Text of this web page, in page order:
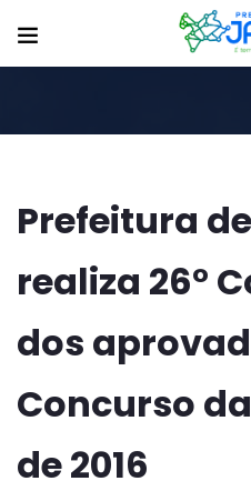
Prefeitura
realiza 26°
dos
Concurso
de 2016